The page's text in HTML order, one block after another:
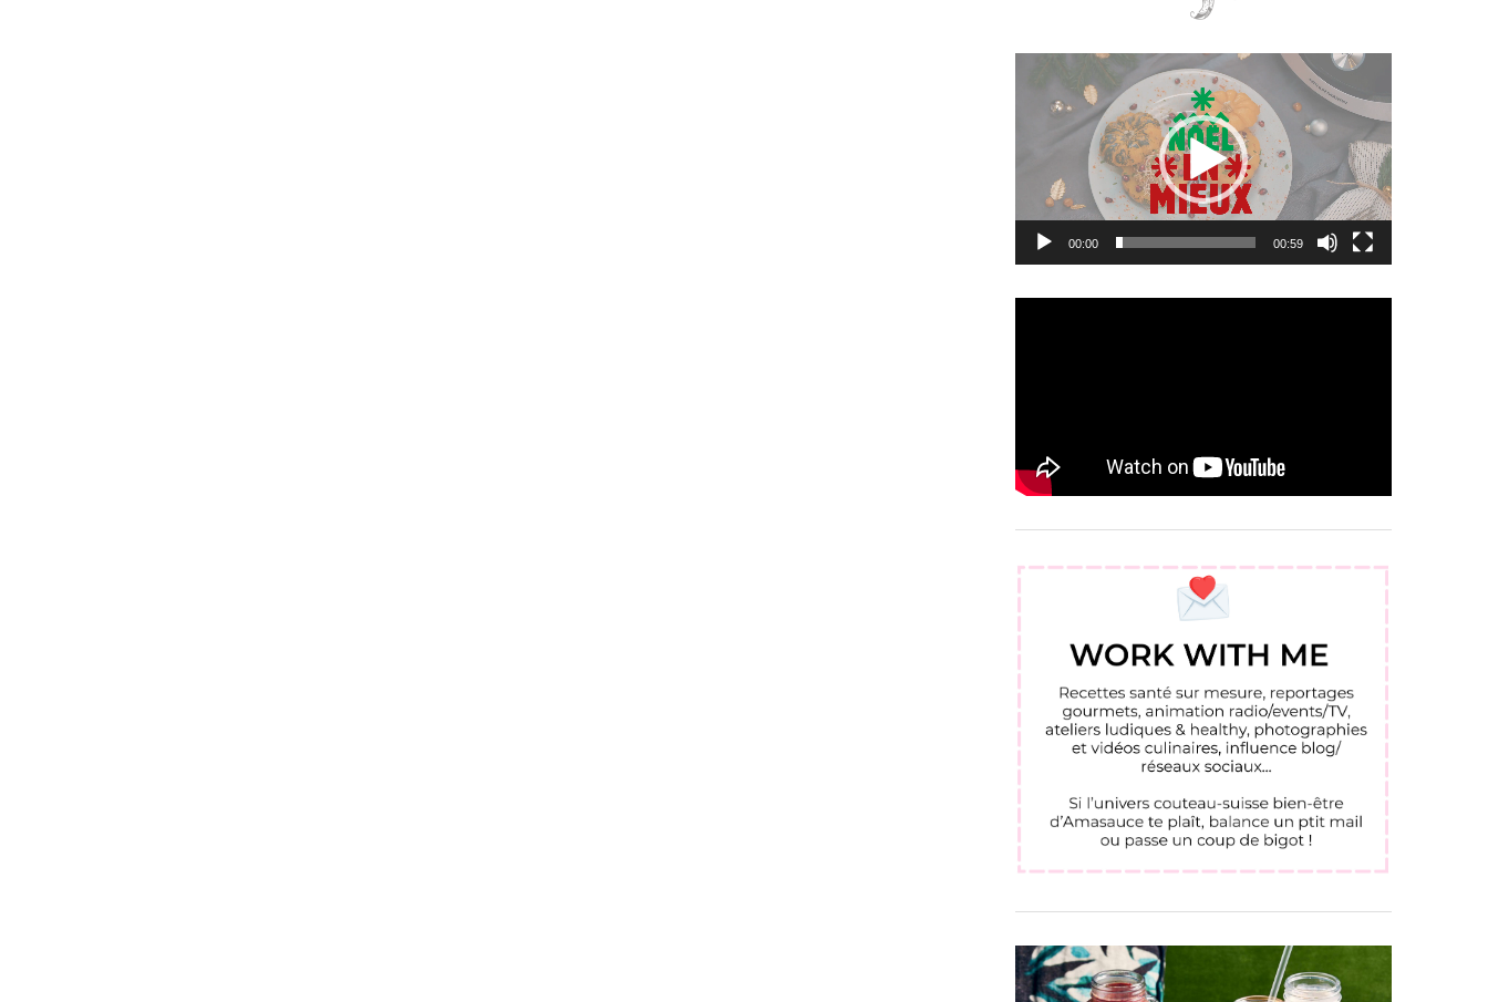
00:00 00:59